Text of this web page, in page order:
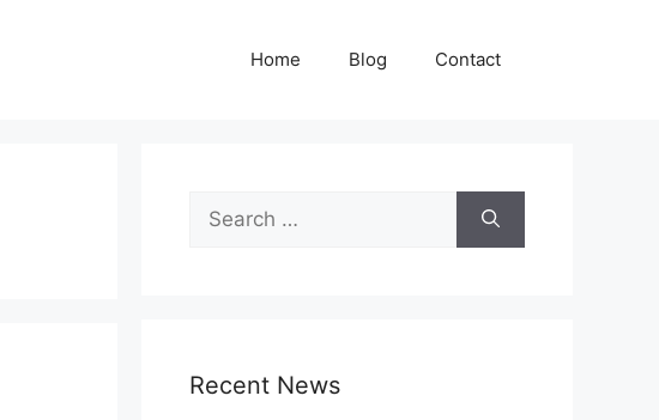
Home Blog Contact
Search
for:
Recent News